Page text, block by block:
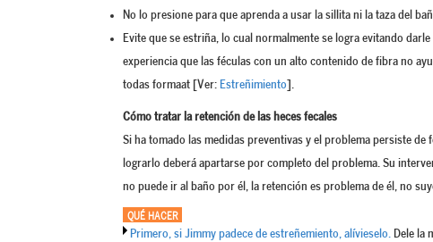
No lo presione para que aprenda a usar la sillita ni la taza del
Evite que se estriña, lo cual normalmente se logra evitando
experiencia que las féculas con un alto contenido de fibra no
todas formaat [Ver: Estreñimiento ].
Cómo tratar la retención de las heces fecales
Si ha tomado las medidas preventivas y el problema persiste
lograrlo deberá apartarse por completo del problema. Su
no puede ir al baño por él, la retención es problema de él, no
QUÉ HACER
Primero, si Jimmy padece de estreñemiento, alívieselo. Dele la